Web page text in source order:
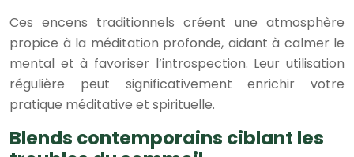
Ces encens traditionnels créent une atmosphère
propice à la méditation profonde, aidant à calmer le
mental et à favoriser l’introspection. Leur utilisation
régulière peut significativement enrichir votre
pratique méditative et spirituelle.
Blends contemporains ciblant les